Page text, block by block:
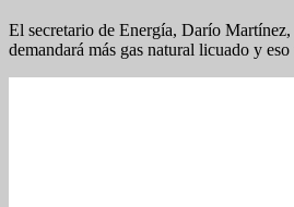
El secretario de Energía, Darío Martínez,
demandará más gas natural licuado y